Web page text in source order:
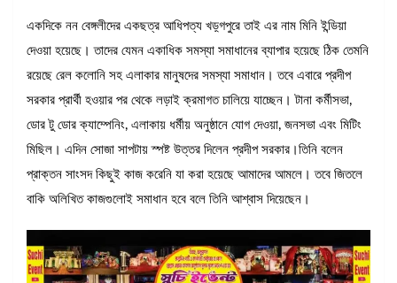
একদিকে নন বেঙ্গলীদের একছত্র আধিপত্য খড়্গপুরে তাই এর নাম মিনি ইন্ডিয়া
দেওয়া হয়েছে। তাদের যেমন একাধিক সমস্যা সমাধানের ব্যাপার হয়েছে ঠিক তেমনি
রয়েছে রেল কলোনি সহ এলাকার মানুষদের সমস্যা সমাধান। তবে এবারে প্রদীপ
সরকার প্রার্থী হওয়ার পর থেকে লড়াই ক্রমাগত চালিয়ে যাচ্ছেন। টানা কর্মীসভা,
ডোর টু ডোর ক্যাম্পেনিং, এলাকায় ধর্মীয় অনুষ্ঠানে যোগ দেওয়া, জনসভা এবং মিটিং
মিছিল। এদিন সোজা সাপটায় স্পষ্ট উত্তর দিলেন প্রদীপ সরকার।তিনি বলেন
প্রাক্তন সাংসদ কিছুই কাজ করেনি যা করা হয়েছে আমাদের আমলে। তবে জিতলে
বাকি অলিখিত কাজগুলোই সমাধান হবে বলে তিনি আশ্বাস দিয়েছেন।